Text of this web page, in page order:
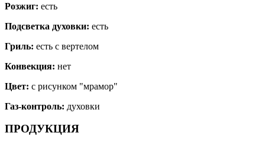
Розжиг: есть
Подсветка духовки: есть
Гриль: есть с вертелом
Конвекция: нет
Цвет: с рисунком "мрамор"
Газ-контроль: духовки
ПРОДУКЦИЯ